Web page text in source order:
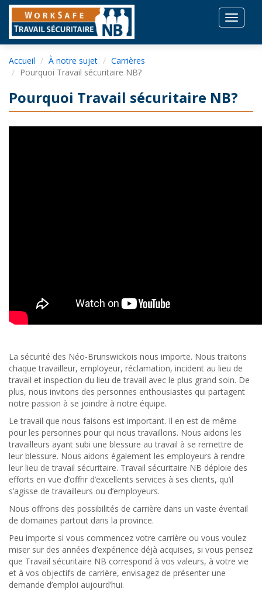
Toggle
Accueil À notre sujet
Carrières
Pourquoi Travail sécuritaire NB?
Pourquoi Travail sécuritaire NB?
La sécurité des Néo-Brunswickois nous importe. Nous traitons
chaque travailleur, employeur, réclamation, incident au lieu de
travail et inspection du lieu de travail avec le plus grand soin. De
plus, nous invitons des personnes enthousiastes qui partagent
notre passion à se joindre à notre équipe.
Le travail que nous faisons est important. Il en est de même
pour les personnes pour qui nous travaillons. Nous aidons les
travailleurs ayant subi une blessure au travail à se remettre de
leur blessure. Nous aidons également les employeurs à rendre
leur lieu de travail sécuritaire. Travail sécuritaire NB déploie des
efforts en vue d’offrir d’excellents services à ses clients, qu’il
s’agisse de travailleurs ou d’employeurs.
Nous offrons des possibilités de carrière dans un vaste éventail
de domaines partout dans la province.
Peu importe si vous commencez votre carrière ou vous voulez
miser sur des années d’expérience déjà acquises, si vous pensez
que Travail sécuritaire NB correspond à vos valeurs, à votre vie
et à vos objectifs de carrière, envisagez de présenter une
demande d’emploi aujourd’hui.